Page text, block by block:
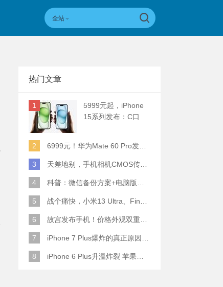
全站
热门文章
1
5999元起，iPhone
15系列发布：C口
2
6999元！华为Mate 60 Pro发布：麒麟9000S+卫星通话 (附初步跑分)
3 天差地别，手机相机CMOS传感器实际面积对比
4 科普：微信备份方案+电脑版丢失数据恢复指南
5 战个痛快，小米13 Ultra、Find X6 Pro、vivo X90 Pro+、小米12SU拍照横评
6 故宫发布手机！价格外观双重逆天！
7 iPhone 7 Plus爆炸的真正原因原来是这样
8 iPhone 6 Plus升温炸裂 苹果赔了一部全新的